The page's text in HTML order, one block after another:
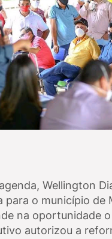
Wellington
para o município de
na oportunidade
autorizou a